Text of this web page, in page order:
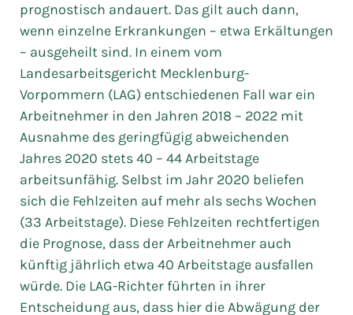
prognostisch andauert. Das gilt auch dann,
wenn einzelne Erkrankungen – etwa Erkältungen
– ausgeheilt sind. In einem vom
Landesarbeitsgericht Mecklenburg-
Vorpommern (LAG) entschiedenen Fall war ein
Arbeitnehmer in den Jahren 2018 – 2022 mit
Ausnahme des geringfügig abweichenden
Jahres 2020 stets 40 – 44 Arbeitstage
arbeitsunfähig. Selbst im Jahr 2020 beliefen
sich die Fehlzeiten auf mehr als sechs Wochen
(33 Arbeitstage). Diese Fehlzeiten rechtfertigen
die Prognose, dass der Arbeitnehmer auch
künftig jährlich etwa 40 Arbeitstage ausfallen
würde. Die LAG-Richter führten in ihrer
Entscheidung aus, dass hier die Abwägung der